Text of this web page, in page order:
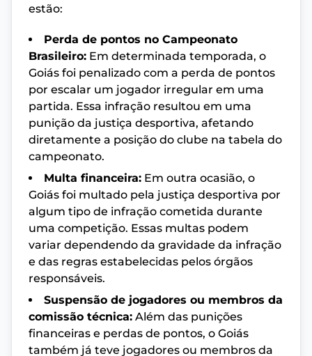
estão:
Perda de pontos no Campeonato
Brasileiro: Em determinada temporada, o
Goiás foi penalizado com a perda de pontos
por escalar um jogador irregular em uma
partida. Essa infração resultou em uma
punição da justiça desportiva, afetando
diretamente a posição do clube na tabela do
campeonato.
Multa financeira: Em outra ocasião, o
Goiás foi multado pela justiça desportiva por
algum tipo de infração cometida durante
uma competição. Essas multas podem
variar dependendo da gravidade da infração
e das regras estabelecidas pelos órgãos
responsáveis.
Suspensão de jogadores ou membros da
comissão técnica: Além das punições
financeiras e perdas de pontos, o Goiás
também já teve jogadores ou membros da